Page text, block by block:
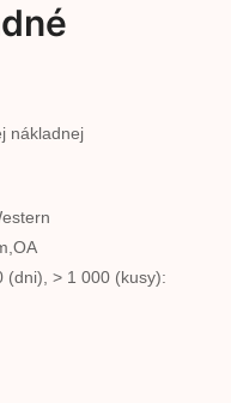
nákladnej
(dni), > 1 000 (kusy):